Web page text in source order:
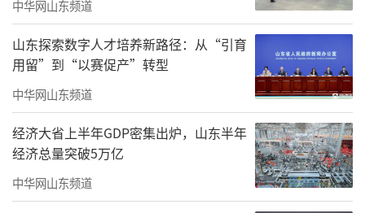
象级产品”，推动太原豪宅市场迈入新的高
度。
山水园林，意境天成
君一·太原海尚府本次实景盛放的园林，
如一幅徐徐展开的山水画卷，意境层层递进，
将自然之美与风雅之韵深度融合。
景观示范区核心处，一面水景墙映入眼
中华网山东频道
山东探索数字人才培养新路径：从“引育
用留”到“以赛促产”转型
中华网山东频道
经济大省上半年GDP密集出炉，山东半年
经济总量突破5万亿
中华网山东频道